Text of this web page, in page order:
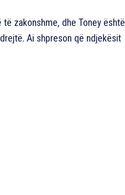
zakonshme, dhe Toney është
Ai shpreson që ndjekësit